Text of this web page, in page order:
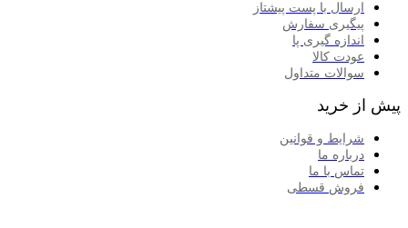
با پست پیشتاز
سفارش
گیری پا
کالا
متداول
و قوانین
ما
با ما
قسطی